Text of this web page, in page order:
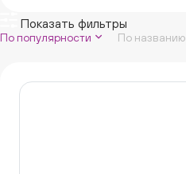
Показать фильтры
По популярности По названию